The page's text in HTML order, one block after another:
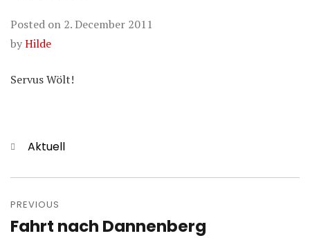
Posted on 2. December 2011
byHilde
Servus Wölt!
Categories
Aktuell
navigation
PREVIOUS
Previous
Fahrt nach Dannenberg